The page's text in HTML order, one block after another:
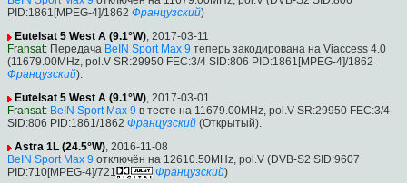
PID:1861[MPEG-4]/1862 Французский)
Eutelsat 5 West A (9.1°W), 2017-03-11
Fransat: Передача BeIN Sport Max 9 теперь закодирована на Viaccess 4.0
(11679.00MHz, pol.V SR:29950 FEC:3/4 SID:806 PID:1861[MPEG-4]/1862
Французский).
Eutelsat 5 West A (9.1°W), 2017-03-01
Fransat: BeIN Sport Max 9 в тесте на 11679.00MHz, pol.V SR:29950 FEC:3/4
SID:806 PID:1861/1862 Французский (Открытый).
Astra 1L (24.5°W), 2016-11-08
BeIN Sport Max 9 отключён на 12610.50MHz, pol.V (DVB-S2 SID:9607
PID:710[MPEG-4]/721
Французский)